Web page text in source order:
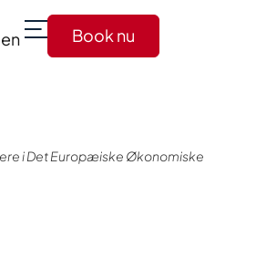
en Book nu
i Det Europæiske Økonomiske